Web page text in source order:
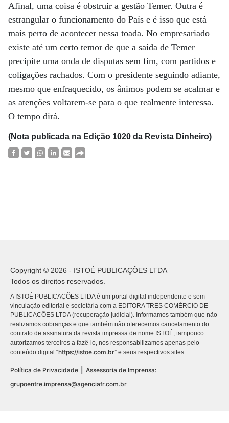
Afinal, uma coisa é obstruir a gestão Temer. Outra é
estrangular o funcionamento do País e é isso que está
mais perto de acontecer nessa toada. No empresariado
existe até um certo temor de que a saída de Temer
precipite uma onda de disputas sem fim, com partidos e
coligações rachados. Com o presidente seguindo adiante,
mesmo que enfraquecido, os ânimos podem se acalmar e
as atenções voltarem-se para o que realmente interessa.
O tempo dirá.
(Nota publicada na Edição 1020 da Revista Dinheiro)
Copyright © 2026 - ISTOÉ PUBLICAÇÕES LTDA
Todos os direitos reservados.
A ISTOÉ PUBLICAÇÕES LTDA é um portal digital independente e sem
vinculação editorial e societária com a EDITORA TRES COMÉRCIO DE
PUBLICACÕES LTDA (recuperação judicial). Informamos também que não
realizamos cobranças e que também não oferecemos cancelamento do
contrato de assinatura da revista impressa de nome ISTOÉ, tampouco
autorizamos terceiros a fazê-lo, nos responsabilizamos apenas pelo
conteúdo digital “https://istoe.com.br” e seus respectivos sites.
Política de Privacidade
Assessoria de Imprensa:
grupoentre.imprensa@agenciafr.com.br